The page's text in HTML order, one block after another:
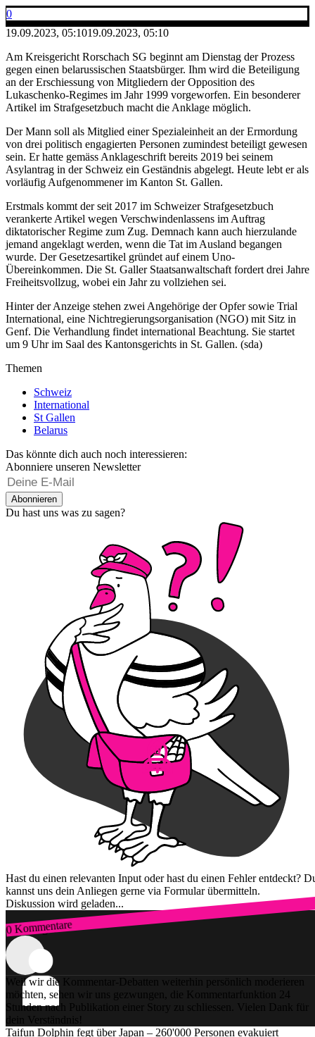
0
19.09.2023, 05:1019.09.2023, 05:10
Am Kreisgericht Rorschach SG beginnt am Dienstag der Prozess
gegen einen belarussischen Staatsbürger. Ihm wird die Beteiligung
an der Erschiessung von Mitgliedern der Opposition des
Lukaschenko-Regimes im Jahr 1999 vorgeworfen. Ein besonderer
Artikel im Strafgesetzbuch macht die Anklage möglich.
Der Mann soll als Mitglied einer Spezialeinheit an der Ermordung
von drei politisch engagierten Personen zumindest beteiligt gewesen
sein. Er hatte gemäss Anklageschrift bereits 2019 bei seinem
Asylantrag in der Schweiz ein Geständnis abgelegt. Heute lebt er als
vorläufig Aufgenommener im Kanton St. Gallen.
Erstmals kommt der seit 2017 im Schweizer Strafgesetzbuch
verankerte Artikel wegen Verschwindenlassens im Auftrag
diktatorischer Regime zum Zug. Demnach kann auch hierzulande
jemand angeklagt werden, wenn die Tat im Ausland begangen
wurde. Der Gesetzesartikel gründet auf einem Uno-
Übereinkommen. Die St. Galler Staatsanwaltschaft fordert drei Jahre
Freiheitsvollzug, wobei ein Jahr zu vollziehen sei.
Hinter der Anzeige stehen zwei Angehörige der Opfer sowie Trial
International, eine Nichtregierungsorganisation (NGO) mit Sitz in
Genf. Die Verhandlung findet international Beachtung. Sie startet
um 9 Uhr im Saal des Kantonsgerichts in St. Gallen. (sda)
Themen
Schweiz
International
St Gallen
Belarus
Das könnte dich auch noch interessieren:
Abonniere unseren Newsletter
Abonnieren
Du hast uns was zu sagen?
Hast du einen relevanten Input oder hast du einen Fehler entdeckt?
kannst uns dein Anliegen gerne via Formular übermitteln.
Diskussion wird geladen...
0 Kommentare
Zum Login
Weil wir die Kommentar-Debatten weiterhin persönlich moderieren
möchten, sehen wir uns gezwungen, die Kommentarfunktion 24
Stunden nach Publikation einer Story zu schliessen. Vielen Dank für
dein Verständnis!
Taifun Dolphin fegt über Japan – 260'000 Personen evakuiert